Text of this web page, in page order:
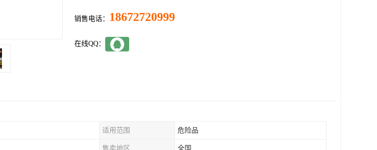
销售电话： 18672720999
在线QQ：
适用范围 危险品
售卖地区 全国